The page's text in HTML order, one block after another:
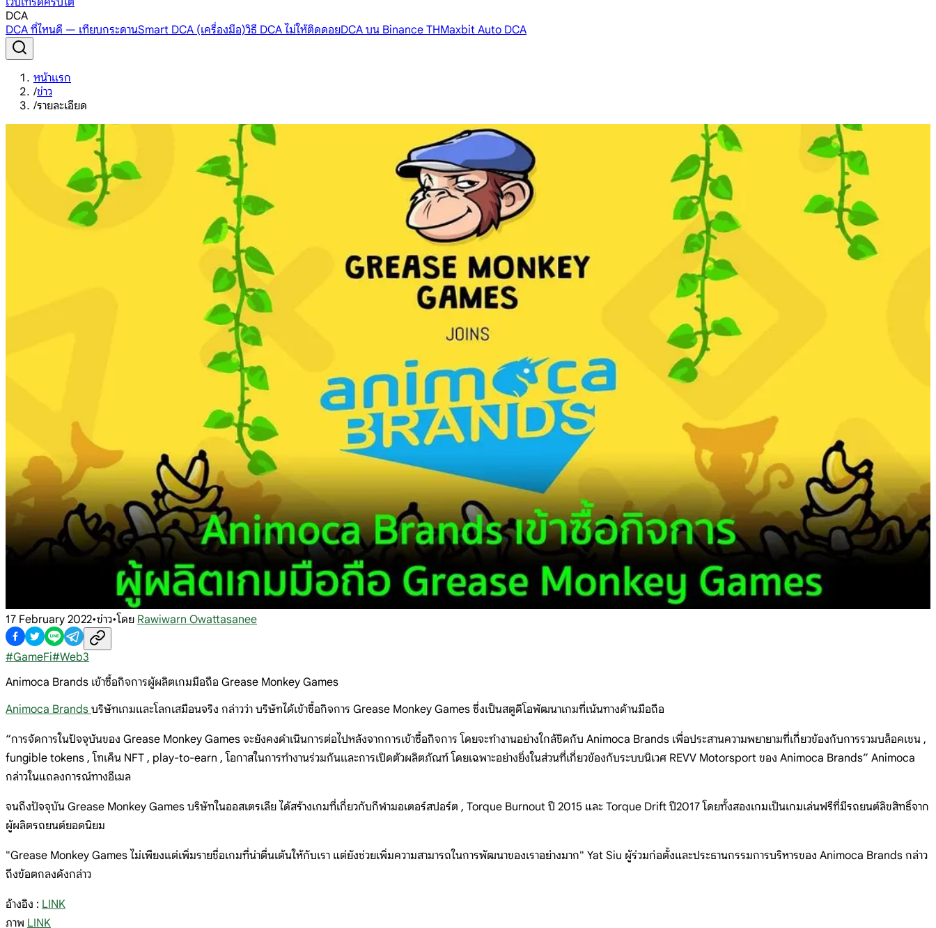
DCA
DCA ที่ไหนดี — เทียบกระดานSmart DCA (เครื่องมือ)วิธี DCA ไม่ให้ติดดอยDCA บน Binance THMaxbit Auto DCA
หน้าแรก
/ข่าว
/รายละเอียด
17 February 2022•ข่าว•โดย Rawiwarn Owattasanee
#GameFi#Web3
Animoca Brands เข้าซื้อกิจการผู้ผลิตเกมมือถือ Grease Monkey Games
Animoca Brands บริษัทเกมและโลกเสมือนจริง กล่าวว่า บริษัทได้เข้าซื้อกิจการ Grease Monkey Games ซึ่งเป็นสตูดิโอพัฒนาเกมที่เน้นทางด้านมือถือ
“การจัดการในปัจจุบันของ Grease Monkey Games จะยังคงดำเนินการต่อไปหลังจากการเข้าซื้อกิจการ โดยจะทำงานอย่างใกล้ชิดกับ Animoca Brands เพื่อประสานความพยายามที่เกี่ยวข้องกับการรวมบล็อคเชน ,
fungible tokens , โทเค็น NFT , play-to-earn , โอกาสในการทำงานร่วมกันและการเปิดตัวผลิตภัณฑ์ โดยเฉพาะอย่างยิ่งในส่วนที่เกี่ยวข้องกับระบบนิเวศ REVV Motorsport ของ Animoca Brands” Animoca
กล่าวในแถลงการณ์ทางอีเมล
จนถึงปัจจุบัน Grease Monkey Games บริษัทในออสเตรเลีย ได้สร้างเกมที่เกี่ยวกับกีฬามอเตอร์สปอร์ต , Torque Burnout ปี 2015 และ Torque Drift ปี2017 โดยทั้งสองเกมเป็นเกมเล่นฟรีที่มีรถยนต์ลิขสิทธิ์จาก
ผู้ผลิตรถยนต์ยอดนิยม
"Grease Monkey Games ไม่เพียงแต่เพิ่มรายชื่อเกมที่น่าตื่นเต้นให้กับเรา แต่ยังช่วยเพิ่มความสามารถในการพัฒนาของเราอย่างมาก" Yat Siu ผู้ร่วมก่อตั้งและประธานกรรมการบริหารของ Animoca Brands กล่าว
ถึงข้อตกลงดังกล่าว
อ้างอิง : LINK
ภาพ LINK